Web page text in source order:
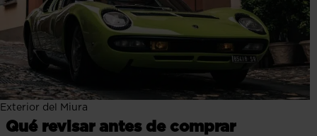
Exterior del Miura
Qué revisar antes de comprar